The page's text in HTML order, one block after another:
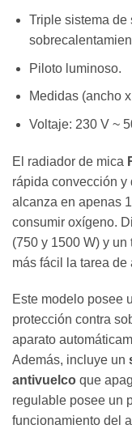
Triple sistema de
Piloto luminoso.
Medidas (ancho
Voltaje: 230 V ~
El radiador de mica
rápida convección y
alcanza en apenas
consumir oxígeno.
(750 y 1500 W) y
más fácil la tarea de
Este modelo posee
protección contra
aparato
Además, incluye un
antivuelco que
regulable posee un
funcionamiento del